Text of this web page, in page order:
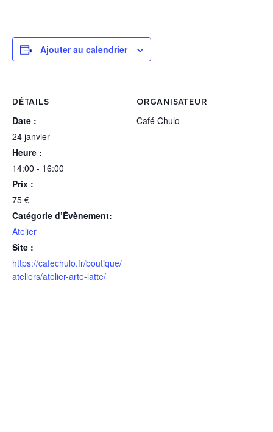
Ajouter au calendrier
DÉTAILS
Date :
24 janvier
Heure :
14:00 - 16:00
Prix :
75 €
Catégorie d’Évènement:
Atelier
Site :
https://cafechulo.fr/boutique/
ateliers/atelier-arte-latte/
ORGANISATEUR
Café Chulo